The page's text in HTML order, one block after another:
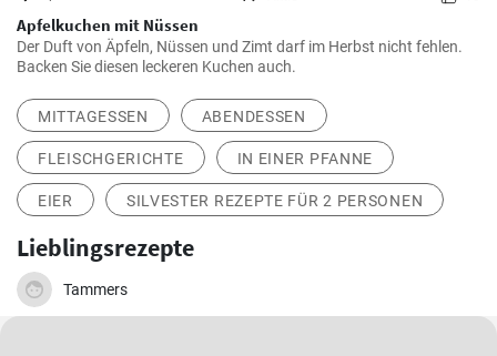
Apfelkuchen mit Nüssen
Der Duft von Äpfeln, Nüssen und Zimt darf im Herbst nicht fehlen.
Backen Sie diesen leckeren Kuchen auch.
MITTAGESSEN ABENDESSEN
FLEISCHGERICHTE IN EINER PFANNE
EIER SILVESTER REZEPTE FÜR 2 PERSONEN
Lieblingsrezepte
Tammers